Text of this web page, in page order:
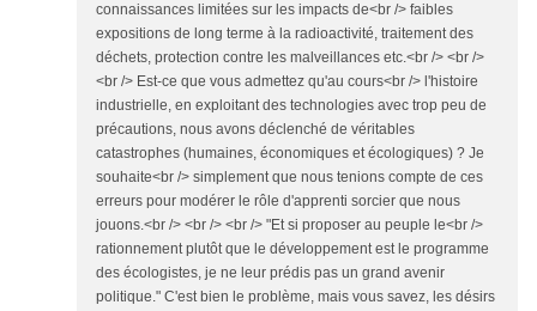
connaissances limitées sur les impacts de<br /> faibles
expositions de long terme à la radioactivité, traitement des
déchets, protection contre les malveillances etc.<br /> <br />
<br /> Est-ce que vous admettez qu'au cours<br /> l'histoire
industrielle, en exploitant des technologies avec trop peu de
précautions, nous avons déclenché de véritables
catastrophes (humaines, économiques et écologiques) ? Je
souhaite<br /> simplement que nous tenions compte de ces
erreurs pour modérer le rôle d'apprenti sorcier que nous
jouons.<br /> <br /> <br /> "Et si proposer au peuple le<br />
rationnement plutôt que le développement est le programme
des écologistes, je ne leur prédis pas un grand avenir
politique." C'est bien le problème, mais vous savez, les désirs